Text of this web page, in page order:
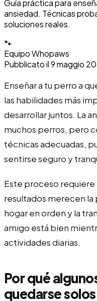
Guía práctica para
ansiedad. Técnicas
soluciones reales.
🐾
Equipo Whopaws
Pubblicato il9 maggio
Enseñar a tu perro a
las habilidades más
desarrollar juntos. La
muchos perros, pero
técnicas adecuadas,
sentirse seguro y
Este proceso
resultados merecen la
hogar en orden y la
amigo está bien
actividades diarias.
Por qué
quedarse solos